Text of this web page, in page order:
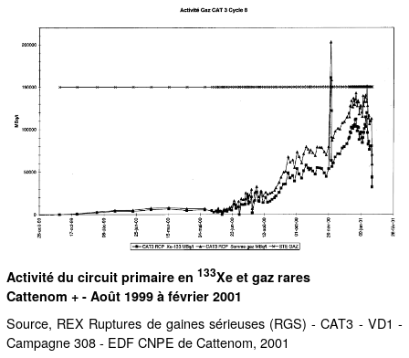
Activité du circuit primaire en133Xe et gaz rares
Cattenom + - Août 1999 à février 2001
Source, REX Ruptures de gaines sérieuses (RGS) - CAT3 - VD1 -
Campagne 308 - EDF CNPE de Cattenom, 2001